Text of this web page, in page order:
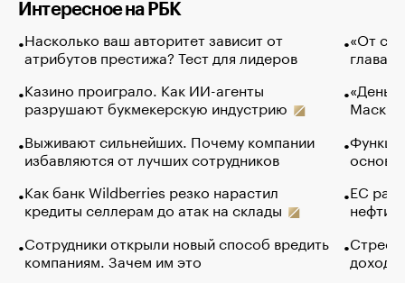
Интересное на РБК
Насколько ваш авторитет зависит от
атрибутов престижа? Тест для лидеров
Казино проиграло. Как ИИ-агенты
разрушают букмекерскую индустрию
Выживают сильнейших. Почему компании
избавляются от лучших сотрудников
Как банк Wildberries резко нарастил
кредиты селлерам до атак на склады
Сотрудники открыли новый способ вредить
компаниям. Зачем им это
«От
глава
Маск в
основ
ЕС
нефти